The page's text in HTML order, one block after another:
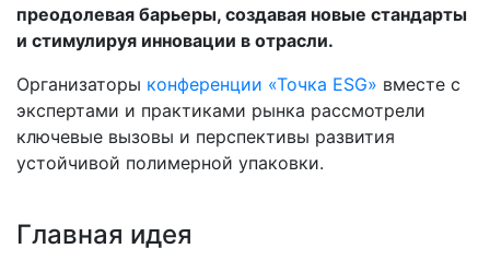
преодолевая барьеры, создавая новые стандарты
и стимулируя инновации в отрасли.
Организаторы конференции «Точка ESG» вместе с
экспертами и практиками рынка рассмотрели
ключевые вызовы и перспективы развития
устойчивой полимерной упаковки.
Главная идея